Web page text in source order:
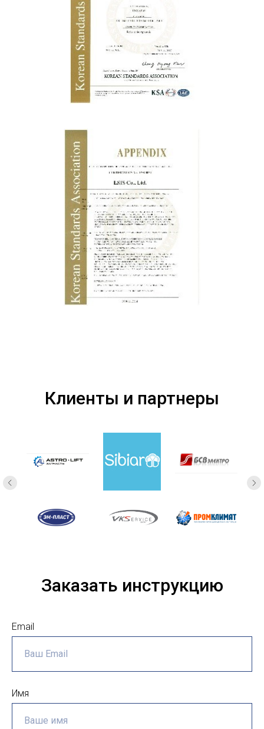
Клиенты и партнеры
Заказать инструкцию
Email
Имя